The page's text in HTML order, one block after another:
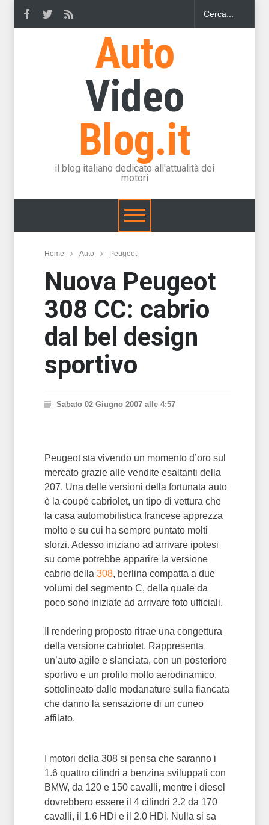
Auto
Video
Blog.it
il blog italiano dedicato all'attualità dei
motori
Home Auto Peugeot
Nuova Peugeot
308 CC: cabrio
dal bel design
sportivo
Sabato 02 Giugno 2007 alle 4:57
Peugeot sta vivendo un momento d’oro sul
mercato grazie alle vendite esaltanti della
207. Una delle versioni della fortunata auto
è la coupé cabriolet, un tipo di vettura che
la casa automobilistica francese apprezza
molto e su cui ha sempre puntato molti
sforzi. Adesso iniziano ad arrivare ipotesi
su come potrebbe apparire la versione
cabrio della 308, berlina compatta a due
volumi del segmento C, della quale da
poco sono iniziate ad arrivare foto ufficiali.
Il rendering proposto ritrae una congettura
della versione cabriolet. Rappresenta
un’auto agile e slanciata, con un posteriore
sportivo e un profilo molto aerodinamico,
sottolineato dalle modanature sulla fiancata
che danno la sensazione di un cuneo
affilato.
I motori della 308 si pensa che saranno i
1.6 quattro cilindri a benzina sviluppati con
BMW, da 120 e 150 cavalli, mentre i diesel
dovrebbero essere il 4 cilindri 2.2 da 170
cavalli, il 1.6 HDi e il 2.0 HDi. Nulla si sa